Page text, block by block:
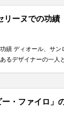
リーヌでの功績
績 ディオール、サ
るデザイナーの一
・ファイロ」